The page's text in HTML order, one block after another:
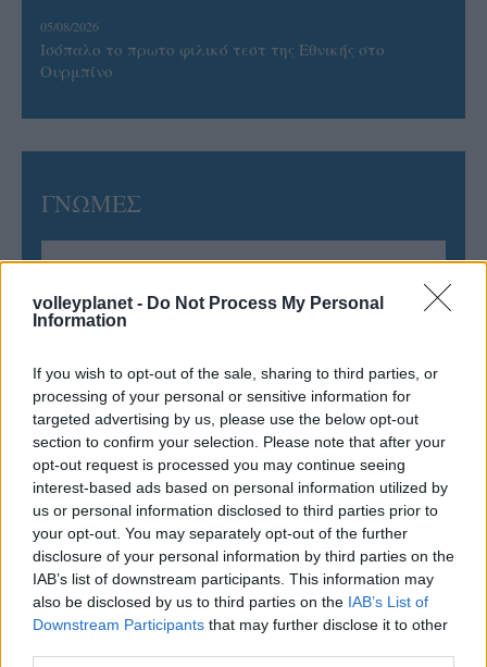
volleyplanet - Do Not Process My Personal
Information
If you wish to opt-out of the sale, sharing to third parties, or
processing of your personal or sensitive information for
targeted advertising by us, please use the below opt-out
section to confirm your selection. Please note that after your
opt-out request is processed you may continue seeing
interest-based ads based on personal information utilized by
us or personal information disclosed to third parties prior to
your opt-out. You may separately opt-out of the further
disclosure of your personal information by third parties on the
IAB’s list of downstream participants. This information may
also be disclosed by us to third parties on the IAB’s List of
Downstream Participants that may further disclose it to other
05/08/2026
Ισόπαλο το πρωτο φιλικό τεστ της Εθνικής στο
Ουρμπίνο
ΓΝΩΜΕΣ
ΠΕΝΥ ΡΟΝΤΟΓΙΑΝΝΗ
ευρωπαϊκό ραντεβού του
Παναθηναϊκού με την
ιστορία
ΗΛΙΑΣ ΠΑΠΑΪΩΑΝΝΟΥ
08/03/2026
Αναγνώριση και σεβασμός
οι σημαντικότερες νίκες του
Α.Ο. Θήρας